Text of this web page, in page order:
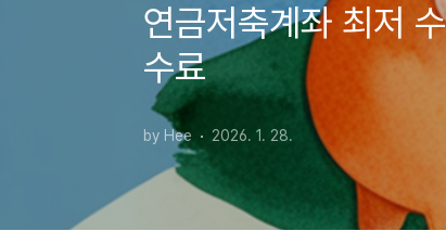
연금저축계좌 최저
수료
by Hee 2026. 1. 28.